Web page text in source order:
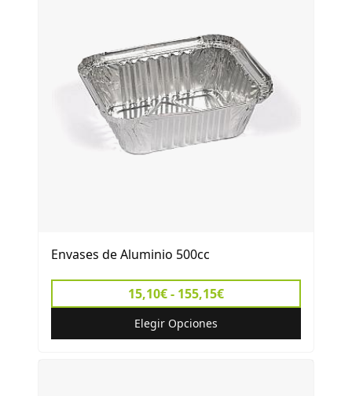
Envases de Aluminio 500cc
15,10€ - 155,15€
Elegir Opciones